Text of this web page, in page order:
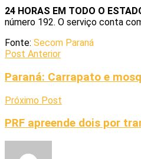
24 HORAS EM TODO O
número 192. O serviço conta
Fonte: Secom Paraná
Post Anterior
Paraná: Carrapato e
Próximo Post
PRF apreende dois por